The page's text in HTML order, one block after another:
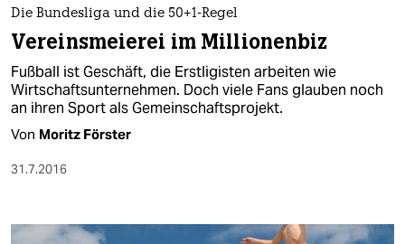
Die Bundesliga und die 50+1-Regel
Vereinsmeierei im Millionenbiz
Fußball ist Geschäft, die Erstligisten arbeiten wie
Wirtschaftsunternehmen. Doch viele Fans glauben noch
an ihren Sport als Gemeinschaftsprojekt.
Von Moritz Förster
31.7.2016